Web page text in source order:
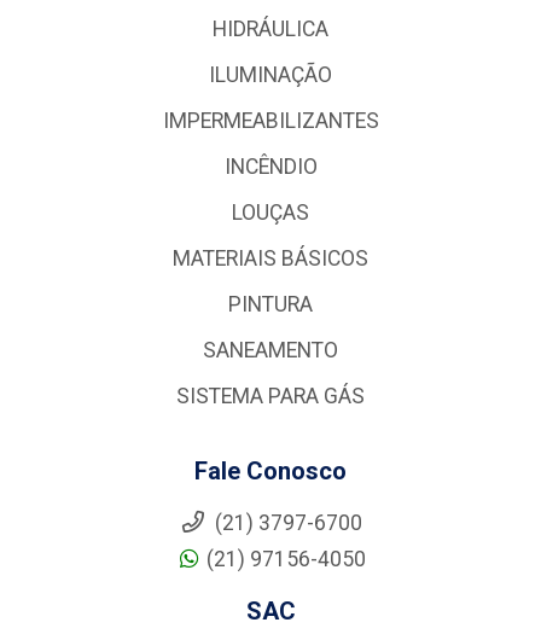
HIDRÁULICA
ILUMINAÇÃO
IMPERMEABILIZANTES
INCÊNDIO
LOUÇAS
MATERIAIS BÁSICOS
PINTURA
SANEAMENTO
SISTEMA PARA GÁS
Fale Conosco
(21) 3797-6700
(21) 97156-4050
SAC